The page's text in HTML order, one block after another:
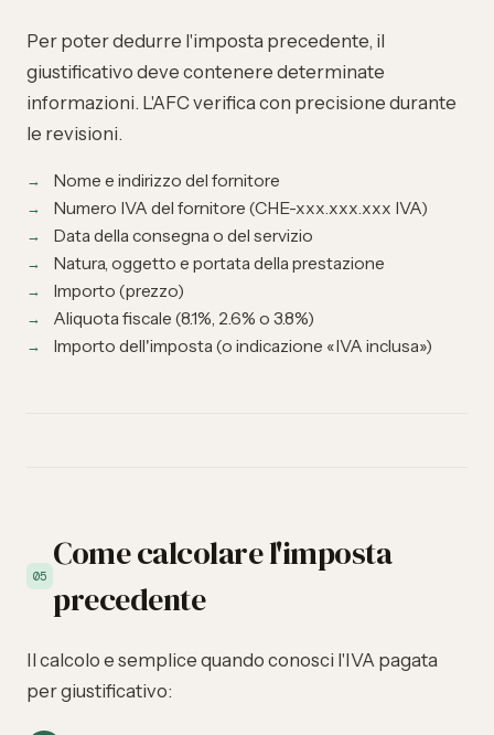
Per poter dedurre l'imposta precedente, il
giustificativo deve contenere determinate
informazioni. L'AFC verifica con precisione durante
le revisioni.
Nome e indirizzo del fornitore
Numero IVA del fornitore (CHE-xxx.xxx.xxx IVA)
Data della consegna o del servizio
Natura, oggetto e portata della prestazione
Importo (prezzo)
Aliquota fiscale (8.1%, 2.6% o 3.8%)
Importo dell'imposta (o indicazione «IVA inclusa»)
05
Come calcolare l'imposta
precedente
Il calcolo e semplice quando conosci l'IVA pagata
per giustificativo: